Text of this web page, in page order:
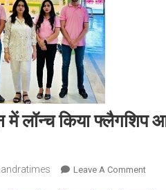
लॉन्च किया फ्लैगशिप
Leave A CommentOn